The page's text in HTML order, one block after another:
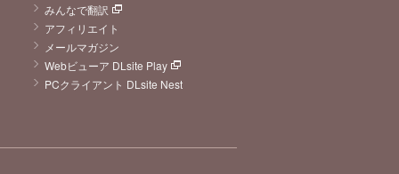
みんなで翻訳
アフィリエイト
メールマガジン
Webビューア DLsite Play
PCクライアント DLsite Nest